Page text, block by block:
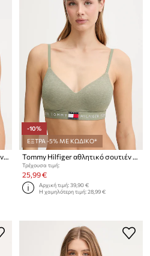
-10%
ΕΞΤΡΑ -5% ΜΕ ΚΩΔΙΚΟ*
Τρέχουσα τιμή:
25,99 €
Αρχική τιμή:39,90 €
Η χαμηλότερη τιμή:28,99 €